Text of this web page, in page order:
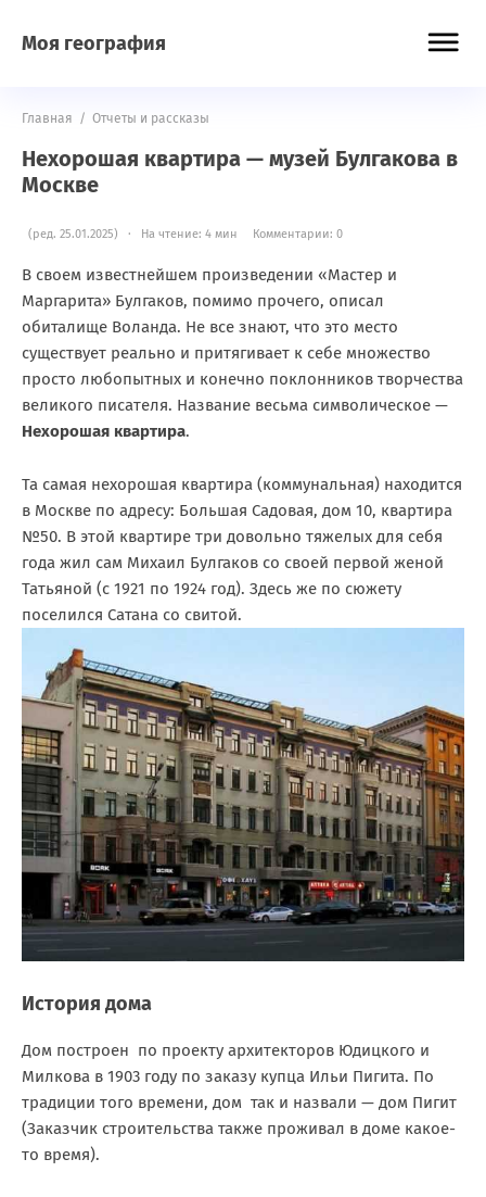
Моя география
Главная / Отчеты и рассказы
Нехорошая квартира — музей Булгакова в
Москве
(ред. 25.01.2025) · На чтение: 4 мин Комментарии: 0
В своем известнейшем произведении «Мастер и
Маргарита» Булгаков, помимо прочего, описал
обиталище Воланда. Не все знают, что это место
существует реально и притягивает к себе множество
просто любопытных и конечно поклонников творчества
великого писателя. Название весьма символическое —
Нехорошая квартира.
Та самая нехорошая квартира (коммунальная) находится
в Москве по адресу: Большая Садовая, дом 10, квартира
№50. В этой квартире три довольно тяжелых для себя
года жил сам Михаил Булгаков со своей первой женой
Татьяной (с 1921 по 1924 год). Здесь же по сюжету
поселился Сатана со свитой.
История дома
Дом построен по проекту архитекторов Юдицкого и
Милкова в 1903 году по заказу купца Ильи Пигита. По
традиции того времени, дом так и назвали — дом Пигит
(Заказчик строительства также проживал в доме какое-
то время).